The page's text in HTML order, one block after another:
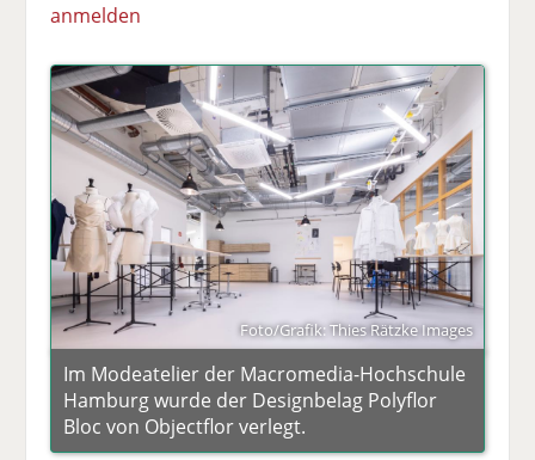
anmelden
Foto/Grafik: Thies Rätzke Images
Im Modeatelier der Macromedia-Hochschule
Hamburg wurde der Designbelag Polyflor
Bloc von Objectflor verlegt.